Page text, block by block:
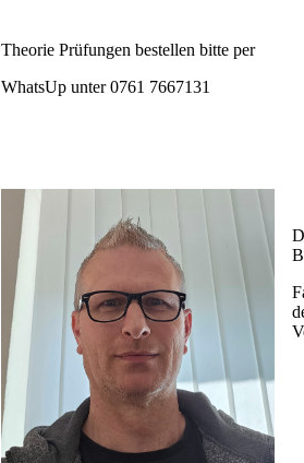
Theorie Prüfungen bestellen bitte per
WhatsUp unter 0761 7667131